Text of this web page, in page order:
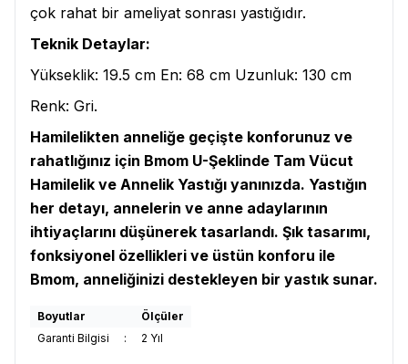
çok rahat bir ameliyat sonrası yastığıdır.
Teknik Detaylar:
Yükseklik: 19.5 cm En: 68 cm Uzunluk: 130 cm
Renk: Gri.
Hamilelikten anneliğe geçişte konforunuz ve
rahatlığınız için Bmom U-Şeklinde Tam Vücut
Hamilelik ve Annelik Yastığı yanınızda. Yastığın
her detayı, annelerin ve anne adaylarının
ihtiyaçlarını düşünerek tasarlandı. Şık tasarımı,
fonksiyonel özellikleri ve üstün konforu ile
Bmom, anneliğinizi destekleyen bir yastık sunar.
Boyutlar
Ölçüler
Garanti Bilgisi
: 2 Yıl